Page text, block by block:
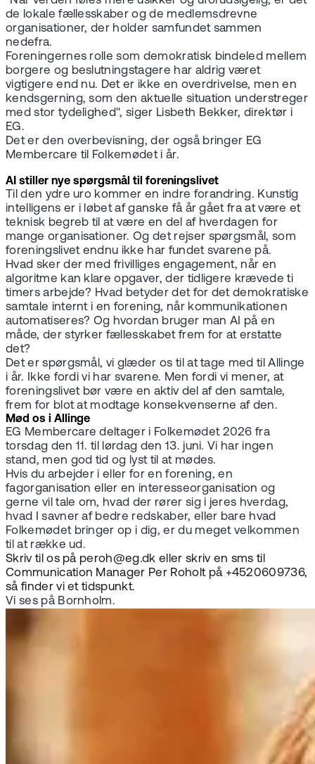
de lokale fællesskaber og de medlemsdrevne
organisationer, der holder samfundet sammen
nedefra.
Foreningernes rolle som demokratisk bindeled mellem
borgere og beslutningstagere har aldrig været
vigtigere end nu. Det er ikke en overdrivelse, men en
kendsgerning, som den aktuelle situation understreger
med stor tydelighed", siger Lisbeth Bekker, direktør i
EG.
Det er den overbevisning, der også bringer EG
Membercare til Folkemødet i år.
AI stiller nye spørgsmål til foreningslivet
Til den ydre uro kommer en indre forandring. Kunstig
intelligens er i løbet af ganske få år gået fra at være et
teknisk begreb til at være en del af hverdagen for
mange organisationer. Og det rejser spørgsmål, som
foreningslivet endnu ikke har fundet svarene på.
Hvad sker der med frivilliges engagement, når en
algoritme kan klare opgaver, der tidligere krævede ti
timers arbejde? Hvad betyder det for det demokratiske
samtale internt i en forening, når kommunikationen
automatiseres? Og hvordan bruger man AI på en
måde, der styrker fællesskabet frem for at erstatte
det?
Det er spørgsmål, vi glæder os til at tage med til Allinge
i år. Ikke fordi vi har svarene. Men fordi vi mener, at
foreningslivet bør være en aktiv del af den samtale,
frem for blot at modtage konsekvenserne af den.
Mød os i Allinge
EG Membercare deltager i Folkemødet 2026 fra
torsdag den 11. til lørdag den 13. juni. Vi har ingen
stand, men god tid og lyst til at mødes.
Hvis du arbejder i eller for en forening, en
fagorganisation eller en interesseorganisation og
gerne vil tale om, hvad der rører sig i jeres hverdag,
hvad I savner af bedre redskaber, eller bare hvad
Folkemødet bringer op i dig, er du meget velkommen
til at række ud.
Skriv til os på peroh@eg.dk eller skriv en sms til
Communication Manager Per Roholt på +4520609736,
så finder vi et tidspunkt.
Vi ses på Bornholm.